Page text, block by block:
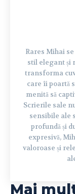
Rares Mihai
stil elegant și
transforma
care îi poartă
menită să
Scrierile sale
sensibile ale
profundă și
expresivă,
valoroase și
Mai